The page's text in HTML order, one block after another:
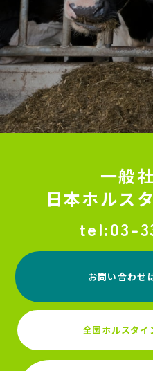
一般
日本ホルス
03-
お問い合わせ
全国ホルスタイ